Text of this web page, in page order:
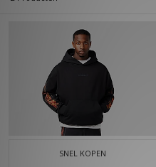
SNEL KOPEN